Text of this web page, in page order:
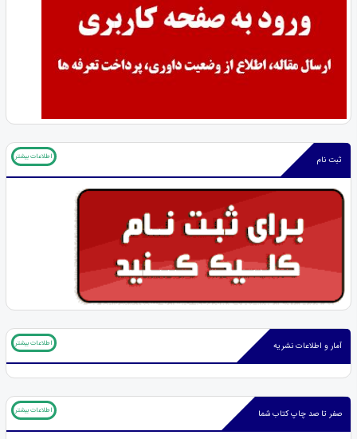
ثبت نام اطلاعات بیشتر
آمار و اطلاعات نشریه اطلاعات بیشتر
صفر تا صد چاپ کتاب شما اطلاعات بیشتر